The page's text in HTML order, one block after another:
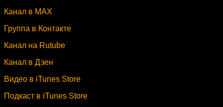
Канал в MAX
Группа в Контакте
Канал на Rutube
Канал в Дзен
Видео в iTunes Store
Подкаст в iTunes Store